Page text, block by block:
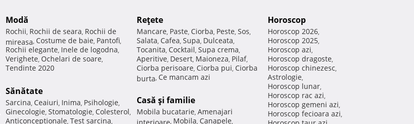
Modă
Rochii, Rochii de seara, Rochii de
mireasa, Costume de baie, Pantofi,
Rochii elegante, Inele de logodna,
Verighete, Ochelari de soare,
Tendinte 2020
Sănătate
Sarcina, Ceaiuri, Inima, Psihologie,
Ginecologie, Stomatologie, Colesterol,
Anticonceptionale, Test sarcina,
Reţete
Mancare, Paste, Ciorba, Peste, Sos,
Salata, Cafea, Supa, Dulceata,
Tocanita, Cocktail, Supa crema,
Aperitive, Desert, Maioneza, Pilaf,
Ciorba perisoare, Ciorba pui, Ciorba
burta, Ce mancam azi
Casă şi familie
Mobila bucatarie, Amenajari
interioare, Mobila, Canapele,
Horoscop
Horoscop 2026,
Horoscop 2025,
Horoscop azi,
Horoscop dragoste,
Horoscop chinezesc,
Astrologie,
Horoscop lunar,
Horoscop rac azi,
Horoscop gemeni azi,
Horoscop fecioara azi,